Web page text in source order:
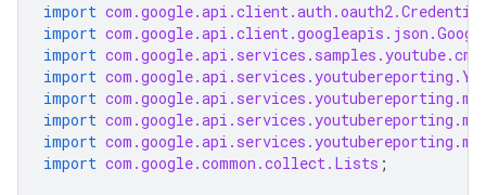
import
import
import
import
import
import
import
import com.google.common.collect.Lists ;